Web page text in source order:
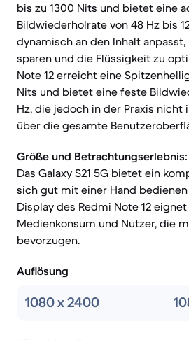
bis zu 1300 Nits und bietet eine
Bildwiederholrate von 48 Hz bis
dynamisch an den Inhalt anpasst,
sparen und die Flüssigkeit zu
Note 12 erreicht eine
Nits und bietet eine feste
Hz, die jedoch in der Praxis
über die gesamte
Größe und Betrachtungserlebnis:
Das Galaxy S21 5G bietet ein
sich gut mit einer Hand
Display des Redmi Note 12
Medienkonsum und Nutzer, die
bevorzugen.
Auflösung
1080 x 2400